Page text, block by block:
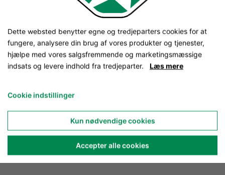
Dette websted benytter egne og tredjeparters cookies for at
fungere, analysere din brug af vores produkter og tjenester,
hjælpe med vores salgsfremmende og marketingsmæssige
indsats og levere indhold fra tredjeparter. Læs mere
Cookie indstillinger
Kun nødvendige cookies
Accepter alle cookies